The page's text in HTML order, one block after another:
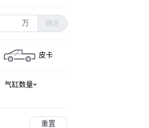
万 确定
皮卡
气缸数量
重置